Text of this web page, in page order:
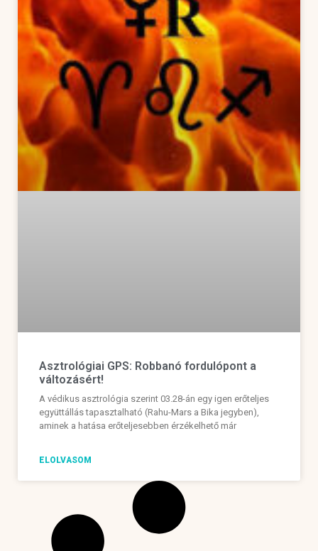
Asztrológiai GPS: Robbanó fordulópont a
változásért!
A védikus asztrológia szerint 03.28-án egy igen erőteljes
együttállás tapasztalható (Rahu-Mars a Bika jegyben),
aminek a hatása erőteljesebben érzékelhető már
ELOLVASOM